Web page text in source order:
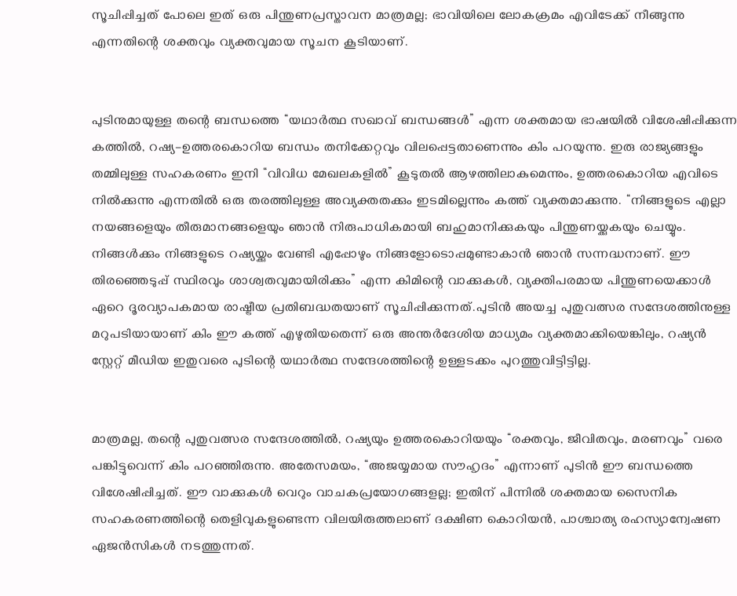
സൂചിപ്പിച്ചത് പോലെ ഇത് ഒരു പിന്തുണപ്രസ്താവന മാത്രമല്ല; ഭാവിയിലെ ലോകക്രമം എവിടേക്ക് നീങ്ങുന്നു
എന്നതിന്റെ ശക്തവും വ്യക്തവുമായ സൂചന കൂടിയാണ്.
പുടിനുമായുള്ള തന്റെ ബന്ധത്തെ “യഥാർത്ഥ സഖാവ് ബന്ധങ്ങൾ” എന്ന ശക്തമായ ഭാഷയിൽ വിശേഷിപ്പിക്കുന്ന
കത്തിൽ, റഷ്യ–ഉത്തരകൊറിയ ബന്ധം തനിക്കേറ്റവും വിലപ്പെട്ടതാണെന്നും കിം പറയുന്നു. ഇരു രാജ്യങ്ങളും
തമ്മിലുള്ള സഹകരണം ഇനി “വിവിധ മേഖലകളിൽ” കൂടുതൽ ആഴത്തിലാകുമെന്നും, ഉത്തരകൊറിയ എവിടെ
നിൽക്കുന്നു എന്നതിൽ ഒരു തരത്തിലുള്ള അവ്യക്തതക്കും ഇടമില്ലെന്നും കത്ത് വ്യക്തമാക്കുന്നു. “നിങ്ങളുടെ എല്ലാ
നയങ്ങളെയും തീരുമാനങ്ങളെയും ഞാൻ നിരുപാധികമായി ബഹുമാനിക്കുകയും പിന്തുണയ്ക്കുകയും ചെയ്യും.
നിങ്ങൾക്കും നിങ്ങളുടെ റഷ്യയ്ക്കും വേണ്ടി എപ്പോഴും നിങ്ങളോടൊപ്പമുണ്ടാകാൻ ഞാൻ സന്നദ്ധനാണ്. ഈ
തിരഞ്ഞെടുപ്പ് സ്ഥിരവും ശാശ്വതവുമായിരിക്കും” എന്ന കിമിന്റെ വാക്കുകൾ, വ്യക്തിപരമായ പിന്തുണയെക്കാൾ
ഏറെ ദൂരവ്യാപകമായ രാഷ്ട്രീയ പ്രതിബദ്ധതയാണ് സൂചിപ്പിക്കുന്നത്.പുടിൻ അയച്ച പുതുവത്സര സന്ദേശത്തിനുള്ള
മറുപടിയായാണ് കിം ഈ കത്ത് എഴുതിയതെന്ന് ഒരു അന്തർദേശിയ മാധ്യമം വ്യക്തമാക്കിയെങ്കിലും, റഷ്യൻ
സ്റ്റേറ്റ് മീഡിയ ഇതുവരെ പുടിന്റെ യഥാർത്ഥ സന്ദേശത്തിന്റെ ഉള്ളടക്കം പുറത്തുവിട്ടിട്ടില്ല.
മാത്രമല്ല, തന്റെ പുതുവത്സര സന്ദേശത്തിൽ, റഷ്യയും ഉത്തരകൊറിയയും “രക്തവും, ജീവിതവും, മരണവും” വരെ
പങ്കിട്ടുവെന്ന് കിം പറഞ്ഞിരുന്നു. അതേസമയം, “അജയ്യമായ സൗഹൃദം” എന്നാണ് പുടിൻ ഈ ബന്ധത്തെ
വിശേഷിപ്പിച്ചത്. ഈ വാക്കുകൾ വെറും വാചകപ്രയോഗങ്ങളല്ല; ഇതിന് പിന്നിൽ ശക്തമായ സൈനിക
സഹകരണത്തിന്റെ തെളിവുകളുണ്ടെന്ന വിലയിരുത്തലാണ് ദക്ഷിണ കൊറിയൻ, പാശ്ചാത്യ രഹസ്യാന്വേഷണ
ഏജൻസികൾ നടത്തുന്നത്.